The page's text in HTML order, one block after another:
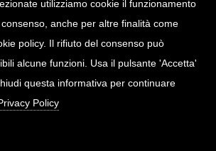
utilizziamo cookie il funzionamento
anche per altre finalità come
policy. Il rifiuto del consenso può
alcune funzioni. Usa il pulsante 'Accetta'
questa informativa per continuare
Policy